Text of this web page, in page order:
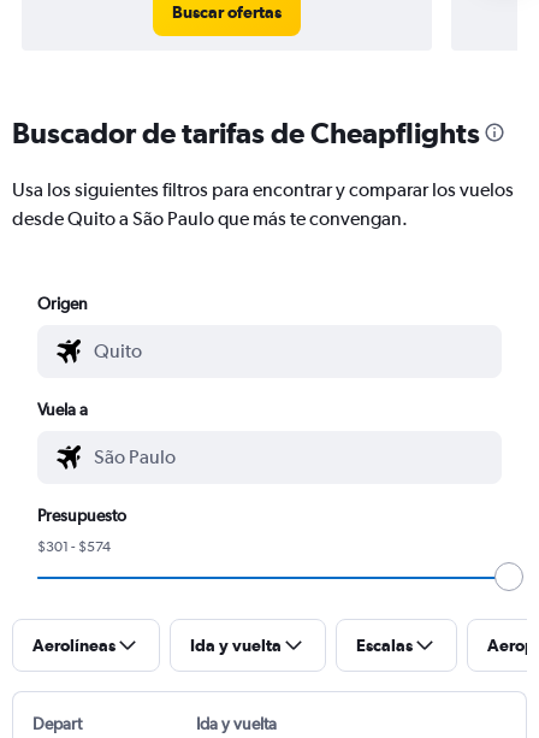
Buscar ofertas
Buscador de tarifas de Cheapflights
Usa los siguientes filtros para encontrar y comparar los vuelos
desde Quito a São Paulo que más te convengan.
Origen
Vuela a
Presupuesto
$301 - $574
Aerolíneas Ida y vuelta Escalas
Depart Ida y vuelta